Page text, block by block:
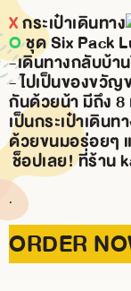
Xกระเป๋าเดินทาง
Oชุด Six Pack
-เดินทางกลับบ้า
- ไปเป็นของขวั
กันด้วยน้า มีถึง 8
เป็นกระเป๋าเดิน
ด้วยขนมอร่อยๆ
ช็อปเลย! ที่ร้าน
.
ORDER